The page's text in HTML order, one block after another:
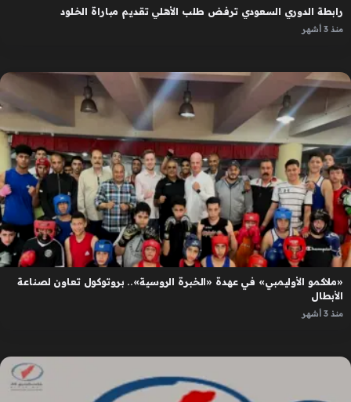
رابطة الدوري السعودي ترفض طلب الأهلي تقديم مباراة الخلود
منذ 3 أشهر
«ملاكمو الأوليمبي» في عهدة «الخبرة الروسية».. بروتوكول تعاون لصناعة
الأبطال
منذ 3 أشهر